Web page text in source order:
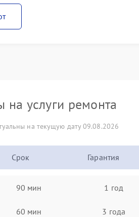
на услуги ремонта
на текущую дату 09.08.2026
Срок Гарантия
90 мин 1 год
60 мин 3 года